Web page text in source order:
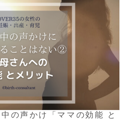
の声かけ「ママの効能 と